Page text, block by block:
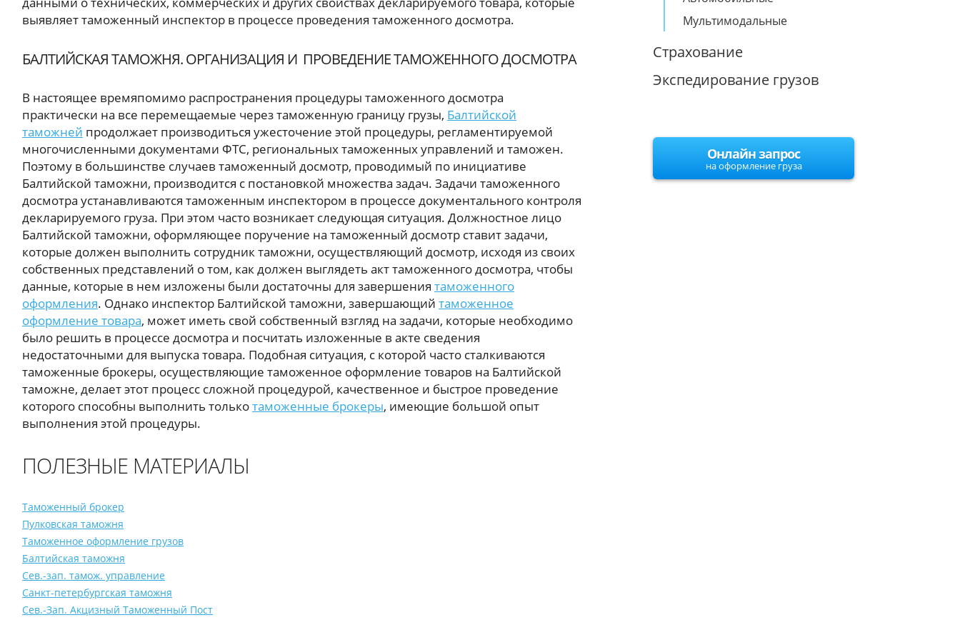
Мультимодальные
Страхование
Экспедирование грузов
Онлайн запрос
на оформление груза
выявляет таможенный инспектор в процессе проведения таможенного досмотра.
БАЛТИЙСКАЯ ТАМОЖНЯ. ОРГАНИЗАЦИЯ И ПРОВЕДЕНИЕ ТАМОЖЕННОГО ДОСМОТРА
В настоящее времяпомимо распространения процедуры таможенного досмотра
практически на все перемещаемые через таможенную границу грузы, Балтийской
таможней продолжает производиться ужесточение этой процедуры, регламентируемой
многочисленными документами ФТС, региональных таможенных управлений и таможен.
Поэтому в большинстве случаев таможенный досмотр, проводимый по инициативе
Балтийской таможни, производится с постановкой множества задач. Задачи таможенного
досмотра устанавливаются таможенным инспектором в процессе документального контроля
декларируемого груза. При этом часто возникает следующая ситуация. Должностное лицо
Балтийской таможни, оформляющее поручение на таможенный досмотр ставит задачи,
которые должен выполнить сотрудник таможни, осуществляющий досмотр, исходя из своих
собственных представлений о том, как должен выглядеть акт таможенного досмотра, чтобы
данные, которые в нем изложены были достаточны для завершения таможенного
оформления. Однако инспектор Балтийской таможни, завершающий таможенное
оформление товара, может иметь свой собственный взгляд на задачи, которые необходимо
было решить в процессе досмотра и посчитать изложенные в акте сведения
недостаточными для выпуска товара. Подобная ситуация, с которой часто сталкиваются
таможенные брокеры, осуществляющие таможенное оформление товаров на Балтийской
таможне, делает этот процесс сложной процедурой, качественное и быстрое проведение
которого способны выполнить толькотаможенные брокеры, имеющие большой опыт
выполнения этой процедуры.
ПОЛЕЗНЫЕ МАТЕРИАЛЫ
Таможенный брокер
Пулковская таможня
Таможенное оформление грузов
Балтийская таможня
Сев.-зап. тамож. управление
Санкт-петербургская таможня
Сев.-Зап. Акцизный Таможенный Пост